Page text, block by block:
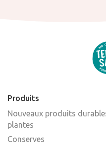
Produits
Nouveaux produits
plantes
Conserves